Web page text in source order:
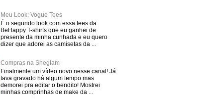
Meu Look: Vogue Tees
É o segundo look com essa tees da
BeHappy T-shirts que eu ganhei de
presente da minha cunhada e eu quero
dizer que adorei as camisetas da ...
Compras na Sheglam
Finalmente um vídeo novo nesse canal! Já
tava gravado há algum tempo mas
demorei pra editar o bendito! Mostrei
minhas comprinhas de make da ...